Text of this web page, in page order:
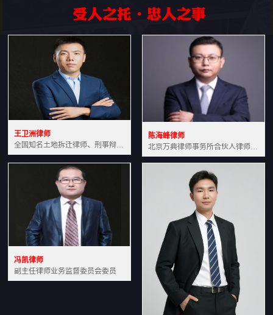
王卫洲律师
全国知名土地拆迁律师、刑事辩护律师北京万典律师事务所主任中国法学会会员北京市行政法研究会理事
陈海峰律师
北京万典律师事务所合伙人律师土地房产专业资深律师
冯凯律师
副主任律师业务监督委员会委员